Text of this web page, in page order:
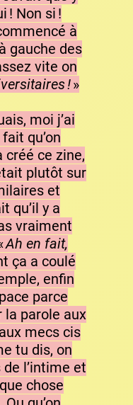
! Non si !
à
gauche des
vite on
!»
moi j’ai
qu’on
créé ce zine,
plutôt sur
et
qu’il y a
vraiment
Ah en fait,
ça a coulé
enfin
parce
la parole aux
mecs cis
tu dis, on
l’intime et
chose